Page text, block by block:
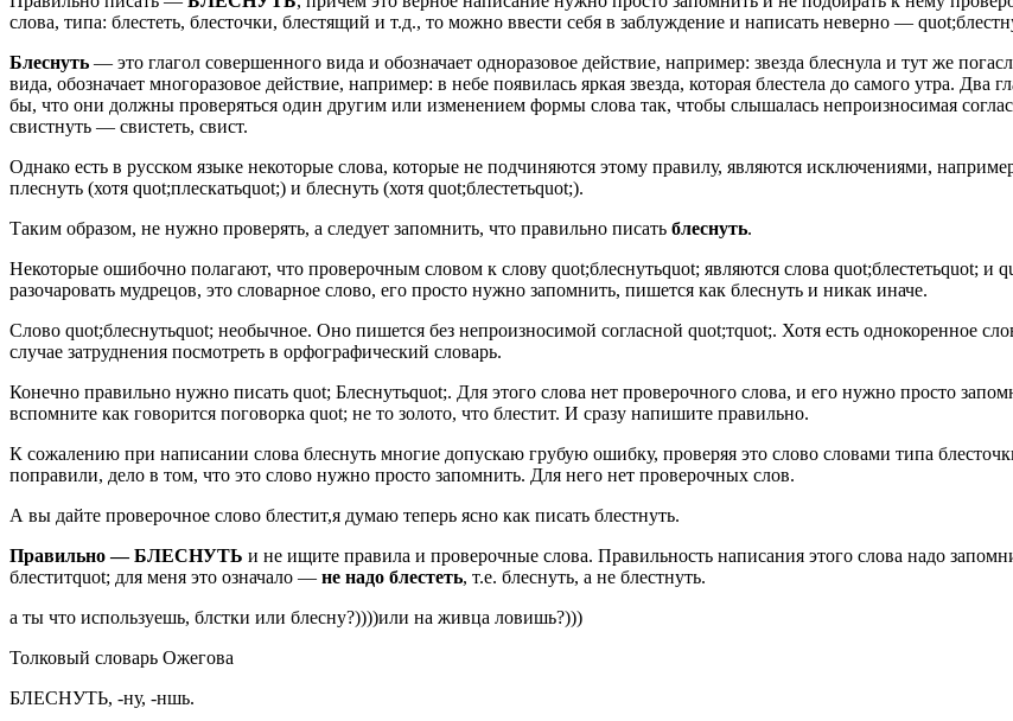
слова, типа: блестеть, блесточки, блестящий и т.д., то можно ввести себя в заблуждение и написать неверно —
Блеснуть — это глагол совершенного вида и обозначает одноразовое действие, например: звезда блеснула и тут же
вида, обозначает многоразовое действие, например: в небе появилась яркая звезда, которая блестела до самого утра.
бы, что они должны проверяться один другим или изменением формы слова так, чтобы слышалась непроизносимая
свистнуть — свистеть, свист.
Однако есть в русском языке некоторые слова, которые не подчиняются этому правилу, являются исключениями,
плеснуть (хотя quot;плескатьquot;) и блеснуть (хотя quot;блестетьquot;).
Таким образом, не нужно проверять, а следует запомнить, что правильно писать блеснуть.
Некоторые ошибочно полагают, что проверочным словом к слову quot;блеснутьquot; являются слова quot;блестетьquot; и
разочаровать мудрецов, это словарное слово, его просто нужно запомнить, пишется как блеснуть и никак иначе.
Слово quot;блеснутьquot; необычное. Оно пишется без непроизносимой согласной quot;тquot;. Хотя есть однокоренное
случае затруднения посмотреть в орфографический словарь.
Конечно правильно нужно писать quot; Блеснутьquot;. Для этого слова нет проверочного слова, и его нужно просто
вспомните как говорится поговорка quot; не то золото, что блестит. И сразу напишите правильно.
К сожалению при написании слова блеснуть многие допускаю грубую ошибку, проверяя это слово словами типа
поправили, дело в том, что это слово нужно просто запомнить. Для него нет проверочных слов.
А вы дайте проверочное слово блестит,я думаю теперь ясно как писать блестнуть.
Правильно — БЛЕСНУТЬ и не ищите правила и проверочные слова. Правильность написания этого слова надо
блеститquot; для меня это означало — не надо блестеть, т.е. блеснуть, а не блестнуть.
а ты что используешь, блстки или блесну?))))или на живца ловишь?)))
Толковый словарь Ожегова
БЛЕСНУТЬ, -ну, -ншь.